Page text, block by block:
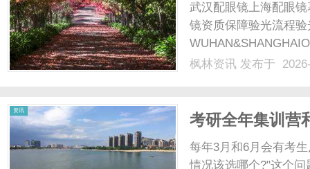
武汉配眼镜上海配眼
镜资质保障验光流程
配镜的写字楼眼镜店
枫林资讯 发布于
资讯
考研全年集训营
每年3月和6月会有考
情况该选哪个?"这个